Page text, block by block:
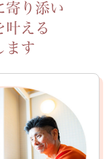
寄り添い
叶える
ます